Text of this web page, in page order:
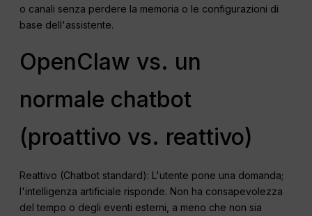
o canali senza perdere la memoria o le configurazioni di
base dell'assistente.
OpenClaw vs. un
normale chatbot
(proattivo vs. reattivo)
Reattivo (Chatbot standard): L'utente pone una domanda;
l'intelligenza artificiale risponde. Non ha consapevolezza
del tempo o degli eventi esterni, a meno che non sia